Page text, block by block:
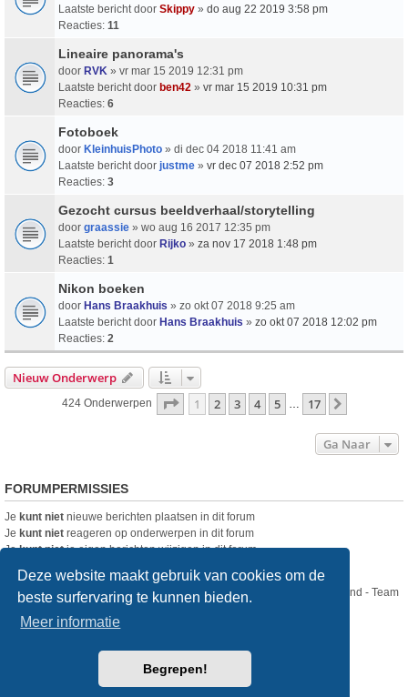
Deze website maakt gebruik van cookies om de
beste surfervaring te kunnen bieden.
Meer informatie
Begrepen!
Laatste bericht door Skippy » do aug 22 2019 3:58 pm
Reacties: 11
Lineaire panorama's
door RVK » vr mar 15 2019 12:31 pm
Laatste bericht door ben42 » vr mar 15 2019 10:31 pm
Reacties: 6
Fotoboek
door KleinhuisPhoto » di dec 04 2018 11:41 am
Laatste bericht door justme » vr dec 07 2018 2:52 pm
Reacties: 3
Gezocht cursus beeldverhaal/storytelling
door graassie » wo aug 16 2017 12:35 pm
Laatste bericht door Rijko » za nov 17 2018 1:48 pm
Reacties: 1
Nikon boeken
door Hans Braakhuis » zo okt 07 2018 9:25 am
Laatste bericht door Hans Braakhuis » zo okt 07 2018 12:02 pm
Reacties: 2
Nieuw Onderwerp
424 Onderwerpen Pagina Van17
1 2 3 4 5 17
Ga Naar
FORUMPERMISSIES
Je kunt niet nieuwe berichten plaatsen in dit forum
Je kunt niet reageren op onderwerpen in dit forum
Jekunt nietje eigen berichten wijzigen in dit forum
Nikon Club Nederland - Team
Forum
Copyright © Nikon Club Nederland 2023
® Forum Software © phpBB Limited
created by INVENTEA & v12mike